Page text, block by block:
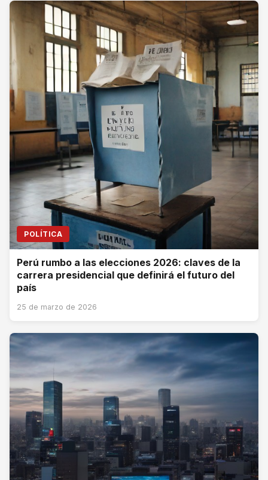
POLÍTICA
Perú rumbo a las elecciones 2026: claves de la
carrera presidencial que definirá el futuro del
país
25 de marzo de 2026